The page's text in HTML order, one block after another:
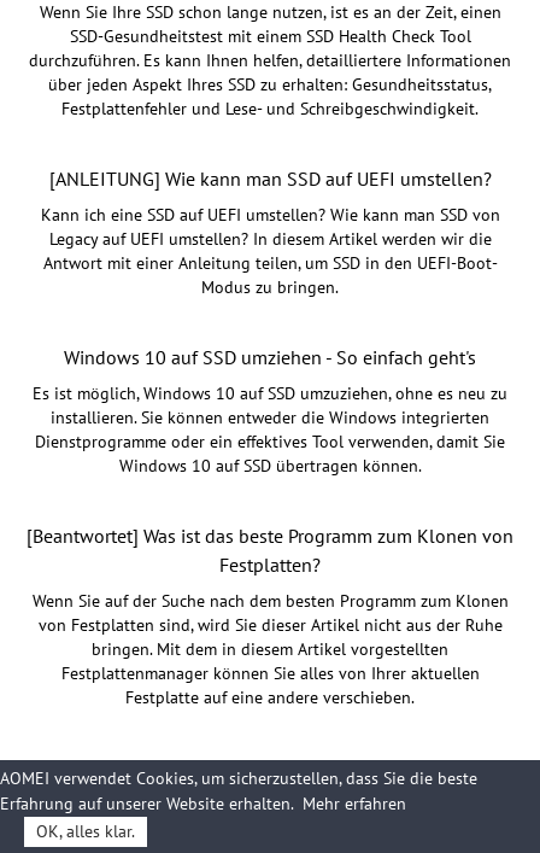
Wenn Sie Ihre SSD schon lange nutzen, ist es an der Zeit, einen
SSD-Gesundheitstest mit einem SSD Health Check Tool
durchzuführen. Es kann Ihnen helfen, detailliertere Informationen
über jeden Aspekt Ihres SSD zu erhalten: Gesundheitsstatus,
Festplattenfehler und Lese- und Schreibgeschwindigkeit.
[ANLEITUNG] Wie kann man SSD auf UEFI umstellen?
Kann ich eine SSD auf UEFI umstellen? Wie kann man SSD von
Legacy auf UEFI umstellen? In diesem Artikel werden wir die
Antwort mit einer Anleitung teilen, um SSD in den UEFI-Boot-
Modus zu bringen.
Windows 10 auf SSD umziehen - So einfach geht's
Es ist möglich, Windows 10 auf SSD umzuziehen, ohne es neu zu
installieren. Sie können entweder die Windows integrierten
Dienstprogramme oder ein effektives Tool verwenden, damit Sie
Windows 10 auf SSD übertragen können.
[Beantwortet] Was ist das beste Programm zum Klonen von
Festplatten?
Wenn Sie auf der Suche nach dem besten Programm zum Klonen
von Festplatten sind, wird Sie dieser Artikel nicht aus der Ruhe
bringen. Mit dem in diesem Artikel vorgestellten
Festplattenmanager können Sie alles von Ihrer aktuellen
Festplatte auf eine andere verschieben.
AOMEI verwendet Cookies, um sicherzustellen, dass Sie die beste
Erfahrung auf unserer Website erhalten. Mehr erfahren
OK, alles klar.